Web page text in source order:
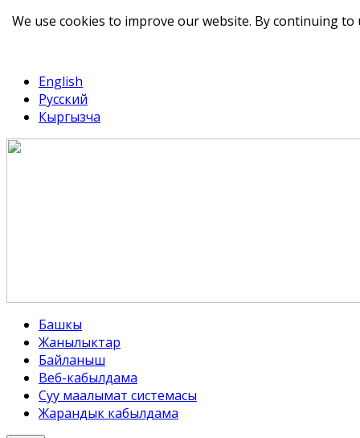
English
Русский
Кыргызча
Башкы
Жанылыктар
Байланыш
Веб-кабылдама
Суу маалымат системасы
Жарандык кабылдама
We use cookies to improve our website. By continuing